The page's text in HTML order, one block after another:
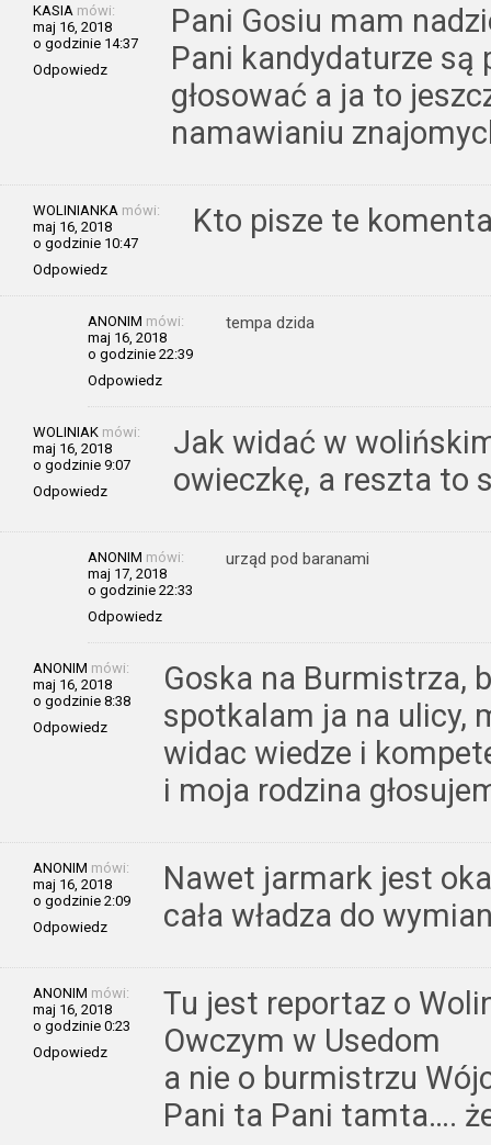
KASIA mówi:
maj 16, 2018
o godzinie 14:37
Odpowiedz
Pani Gosiu mam
Pani kandydaturze są
głosować a ja to
namawianiu
WOLINIANKA mówi:
maj 16, 2018
o godzinie 10:47
Odpowiedz
Kto pisze te
ANONIM mówi:
maj 16, 2018
o godzinie 22:39
Odpowiedz
tempa dzida
WOLINIAK mówi:
maj 16, 2018
o godzinie 9:07
Odpowiedz
Jak widać w
owieczkę, a reszta to
ANONIM mówi:
maj 17, 2018
o godzinie 22:33
Odpowiedz
urząd pod baranami
ANONIM mówi:
maj 16, 2018
o godzinie 8:38
Odpowiedz
Goska na Burmistrza,
spotkalam ja na ulicy,
widac wiedze i
i moja rodzina
ANONIM mówi:
maj 16, 2018
o godzinie 2:09
Odpowiedz
Nawet jarmark jest
cała władza do
ANONIM mówi:
maj 16, 2018
o godzinie 0:23
Odpowiedz
Tu jest reportaz o
Owczym w Usedom
a nie o burmistrzu
Pani ta Pani tamta….